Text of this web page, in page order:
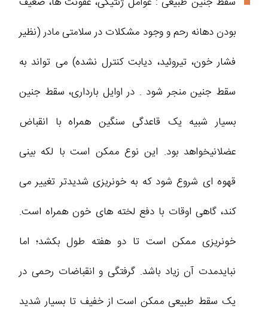
بودن دهانه رحم و وجود مشکلات در سلامتی مادر (نظیر
فشار خون، تیروئید، دیابت کنترل نشده) می تواند به
سقط جنین منجر شود . در اوایل بارداری، سقط جنین
بسیار شبیه یک قاعدگی سنگین همراه با انقباض
عضلانیخواهد بود. این نوع ممکن است با لکه بینی
قهوه ای شروع شود که به خونریزی شدیدتر تغییر می
کند، گاهی اوقات با دفع لخته های خون همراه است.
خونریزی ممکن است تا دو هفته طول بکشد؛ اما
نبایدمدت آن زیاد باشد. گرفتگی و انقباضات رحمی در
یک سقط طبیعی ممکن است از خفیف تا بسیار شدید